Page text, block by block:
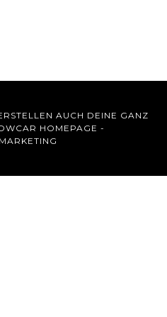
AUCH DEINE GANZ
HOMEPAGE -